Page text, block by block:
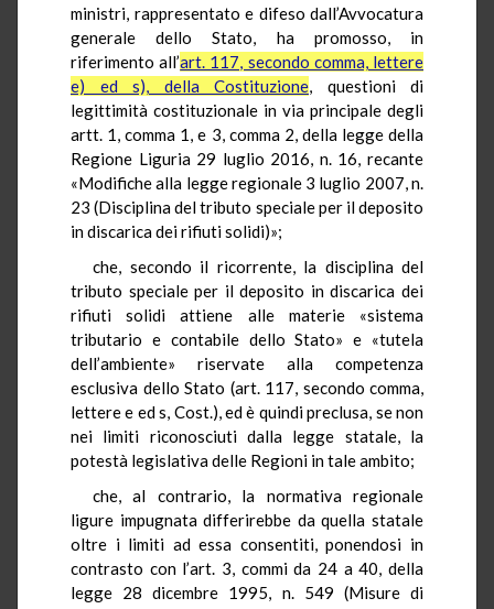
ministri, rappresentato e difeso dall’Avvocatura
generale dello Stato, ha promosso, in
riferimento all’art. 117, secondo comma, lettere
e) ed s), della Costituzione, questioni di
legittimità costituzionale in via principale degli
artt. 1, comma 1, e 3, comma 2, della legge della
Regione Liguria 29 luglio 2016, n. 16, recante
«Modifiche alla legge regionale 3 luglio 2007, n.
23 (Disciplina del tributo speciale per il deposito
in discarica dei rifiuti solidi)»;
che, secondo il ricorrente, la disciplina del
tributo speciale per il deposito in discarica dei
rifiuti solidi attiene alle materie «sistema
tributario e contabile dello Stato» e «tutela
dell’ambiente» riservate alla competenza
esclusiva dello Stato (art. 117, secondo comma,
lettere e ed s, Cost.), ed è quindi preclusa, se non
nei limiti riconosciuti dalla legge statale, la
potestà legislativa delle Regioni in tale ambito;
che, al contrario, la normativa regionale
ligure impugnata differirebbe da quella statale
oltre i limiti ad essa consentiti, ponendosi in
contrasto con l’art. 3, commi da 24 a 40, della
legge 28 dicembre 1995, n. 549 (Misure di